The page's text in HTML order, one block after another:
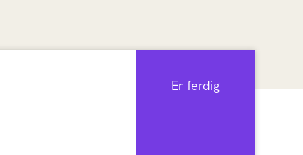
Er ferdig